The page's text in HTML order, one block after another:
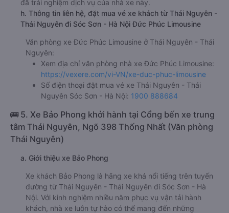
đã trải nghiệm dịch vụ của nhà xe này.
h. Thông tin liên hệ, đặt mua vé xe khách từ Thái Nguyên -
Thái Nguyên đi Sóc Sơn - Hà Nội Đức Phúc Limousine
Văn phòng xe Đức Phúc Limousine ở Thái Nguyên - Thái
Nguyên:
Xem địa chỉ văn phòng nhà xe Đức Phúc Limousine:
https://vexere.com/vi-VN/xe-duc-phuc-limousine
Số điện thoại đặt mua vé xe Thái Nguyên - Thái
Nguyên Sóc Sơn - Hà Nội: 1900 888684
🚌 5. Xe Bảo Phong khởi hành tại Cổng bến xe trung
tâm Thái Nguyên, Ngõ 398 Thống Nhất (Văn phòng
Thái Nguyên)
a. Giới thiệu xe Bảo Phong
Xe khách Bảo Phong là hãng xe khá nổi tiếng trên tuyến
đường từ Thái Nguyên - Thái Nguyên đi Sóc Sơn - Hà
Nội. Với kinh nghiệm nhiều năm phục vụ vận tải hành
khách, nhà xe luôn tự hào có thể mang đến những